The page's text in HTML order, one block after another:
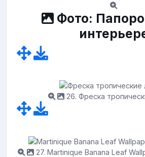
Фото:
26. Фреска
27. Martinique Banana Leaf